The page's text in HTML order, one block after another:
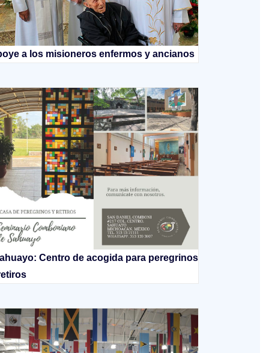
a los misioneros enfermos y ancianos
Centro de acogida para peregrinos